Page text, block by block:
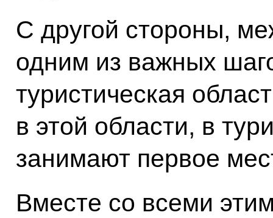
С другой стороны,
одним из важных
туристическая
в этой области, в
занимают первое
Вместе со всеми